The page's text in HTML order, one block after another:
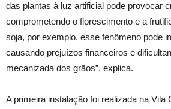
das plantas à luz artificial pode provocar
comprometendo o florescimento e a
soja, por exemplo, esse fenômeno pode
causando prejuízos financeiros e
mecanizada dos grãos”, explica.
A primeira instalação foi realizada na Vila